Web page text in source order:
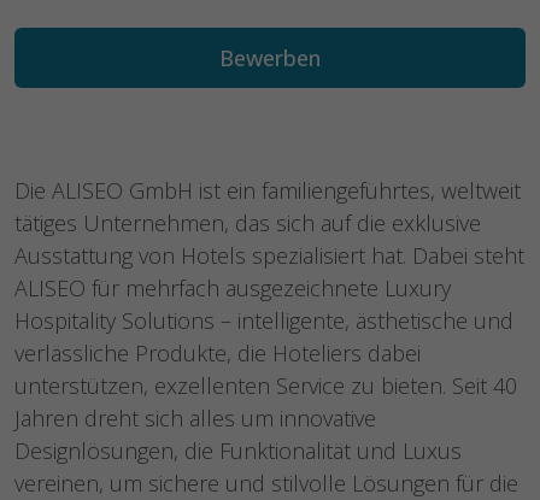
Bewerben
Die ALISEO GmbH ist ein familiengeführtes, weltweit
tätiges Unternehmen, das sich auf die exklusive
Ausstattung von Hotels spezialisiert hat. Dabei steht
ALISEO für mehrfach ausgezeichnete Luxury
Hospitality Solutions – intelligente, ästhetische und
verlässliche Produkte, die Hoteliers dabei
unterstützen, exzellenten Service zu bieten. Seit 40
Jahren dreht sich alles um innovative
Designlösungen, die Funktionalität und Luxus
vereinen, um sichere und stilvolle Lösungen für die